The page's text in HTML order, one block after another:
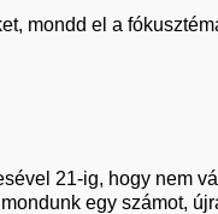
mondd el a
21-ig, hogy nem
egy számot,